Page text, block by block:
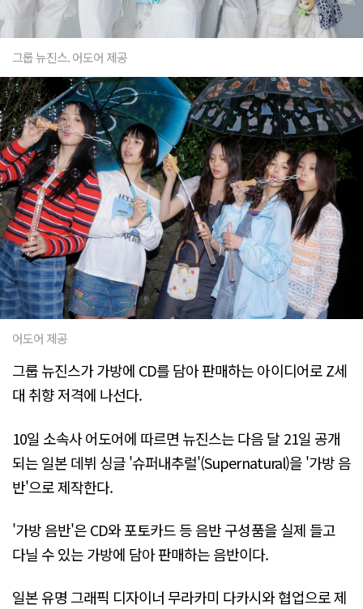
그룹 뉴진스. 어도어 제공
어도어 제공
그룹 뉴진스가 가방에 CD를 담아 판매하는 아이디어로 Z세
대 취향 저격에 나선다.
10일 소속사 어도어에 따르면 뉴진스는 다음 달 21일 공개
되는 일본 데뷔 싱글 '슈퍼내추럴'(Supernatural)을 '가방 음
반'으로 제작한다.
'가방 음반'은 CD와 포토카드 등 음반 구성품을 실제 들고
다닐 수 있는 가방에 담아 판매하는 음반이다.
일본 유명 그래픽 디자이너 무라카미 다카시와 협업으로 제